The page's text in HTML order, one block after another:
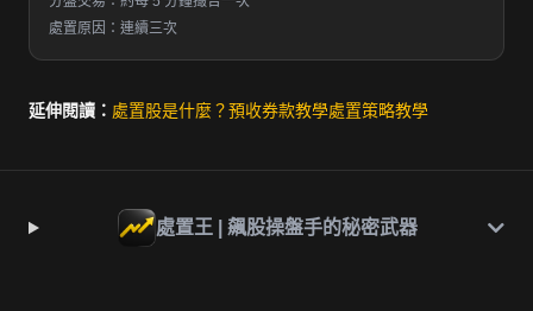
處置原因：連續三次
延伸閱讀： 處置股是什麼？預收券款教學處置策略教學
處置王 | 飆股操盤手的秘密武器